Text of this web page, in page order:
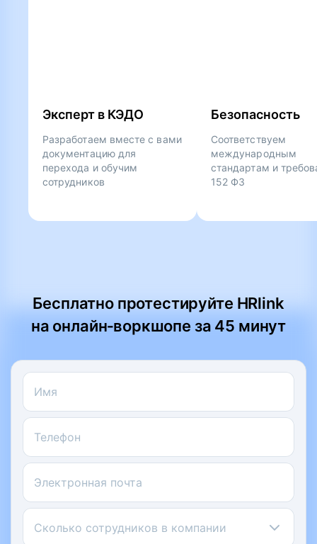
Эксперт в КЭДО
Разработаем вместе с вами
документацию для
перехода и обучим
сотрудников
Безопасность
Соответствуем
международным
стандартам и
152 ФЗ
Бесплатно протестируйте HRlink
на онлайн‑воркшопе за 45 минут
Имя
Телефон
Электронная почта
Сколько сотрудников в компании